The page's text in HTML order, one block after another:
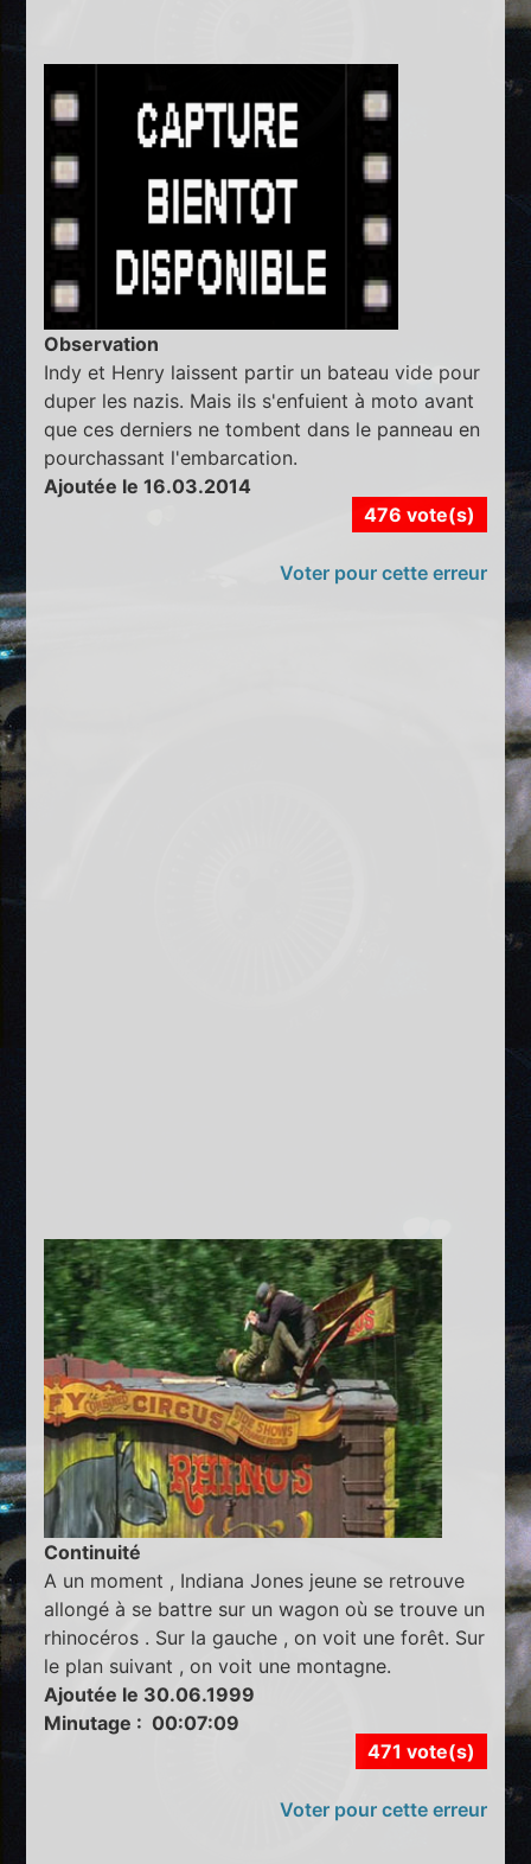
Observation
Indy et Henry laissent partir un bateau vide pour
duper les nazis. Mais ils s'enfuient à moto avant
que ces derniers ne tombent dans le panneau en
pourchassant l'embarcation.
Ajoutée le 16.03.2014
476 vote(s)
Voter pour cette erreur
Continuité
A un moment , Indiana Jones jeune se retrouve
allongé à se battre sur un wagon où se trouve un
rhinocéros . Sur la gauche , on voit une forêt. Sur
le plan suivant , on voit une montagne.
Ajoutée le 30.06.1999
Minutage : 00:07:09
471 vote(s)
Voter pour cette erreur